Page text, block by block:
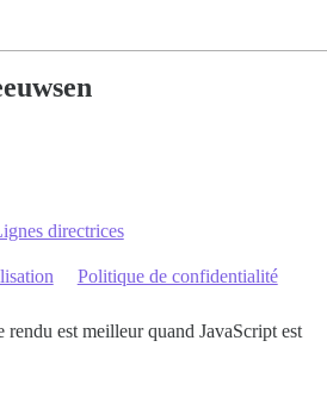
directrices
Politique de confidentialité
rendu est meilleur quand JavaScript est